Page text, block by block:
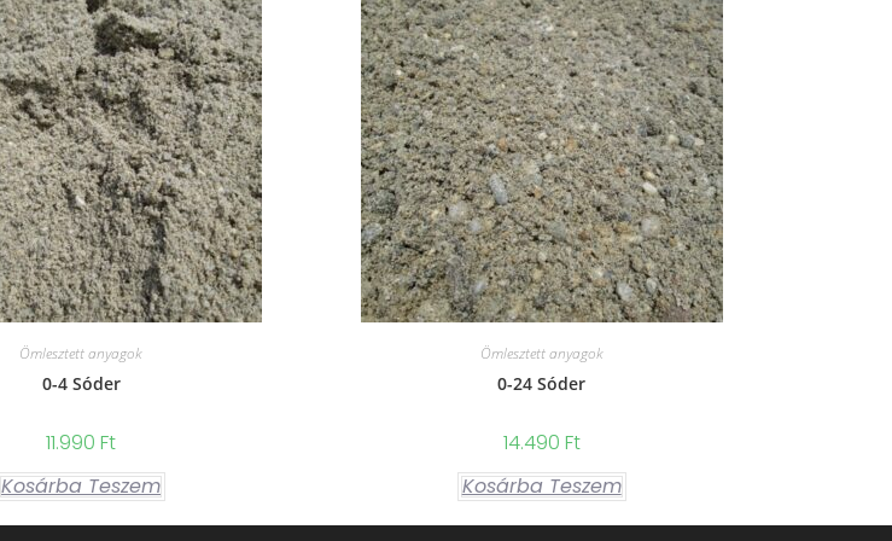
Ömlesztett anyagok
0-4 Sóder
11.990 Ft
Kosárba Teszem
Ömlesztett anyagok
0-24 Sóder
14.490 Ft
Kosárba Teszem